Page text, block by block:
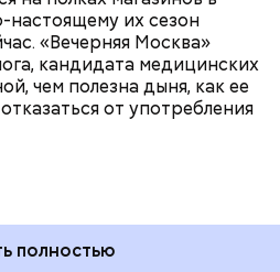
настоящему их сезон
«Вечерняя Москва»
кандидата медицинских
чем полезна дыня, как ее
от употребления
и не дает сосудам
полностью
здоровому человеку
в рацион несколько
количествах в свежем